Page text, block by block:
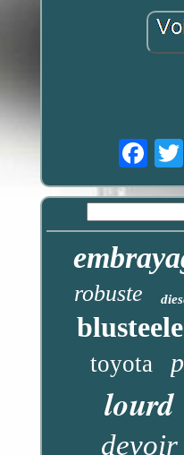
robuste
blusteele
toyota
lourd
devoir